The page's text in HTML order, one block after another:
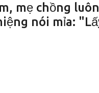
mẹ chồng
nói mỉa: